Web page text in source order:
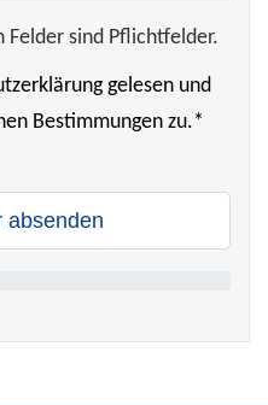
sind Pflichtfelder.
gelesen und
Bestimmungen zu.*
absenden